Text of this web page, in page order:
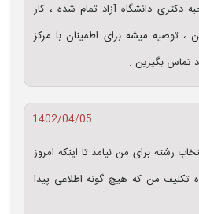
دکتری دانشگاه آزاد تمام شده ، کار
، توصیه میشه برای اطمینان با مرکز
تماس بگیرین .
1402/04/05
رشته برای من نیامد تا اینکه امروز
من که هیچ گونه اطلاعی پیدا